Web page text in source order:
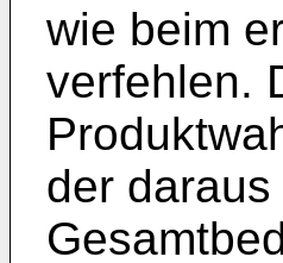
wie beim
verfehlen.
der